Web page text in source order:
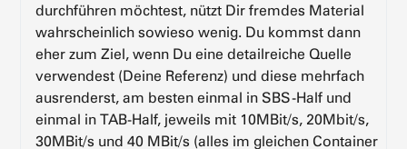
durchführen möchtest, nützt Dir fremdes Material
wahrscheinlich sowieso wenig. Du kommst dann
eher zum Ziel, wenn Du eine detailreiche Quelle
verwendest (Deine Referenz) und diese mehrfach
ausrenderst, am besten einmal in SBS-Half und
einmal in TAB-Half, jeweils mit 10MBit/s, 20Mbit/s,
30MBit/s und 40 MBit/s (alles im gleichen Container